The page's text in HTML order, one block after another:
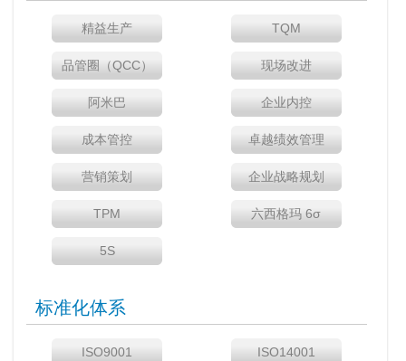
精益生产 TQM
品管圈（QCC） 现场改进
阿米巴 企业内控
成本管控 卓越绩效管理
营销策划 企业战略规划
TPM 六西格玛 6σ
5S
标准化体系
ISO9001 ISO14001